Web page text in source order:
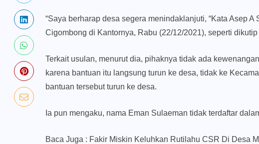
“Saya berharap desa segera menindaklanjuti, “Kata Asep
Cigombong di Kantornya, Rabu (22/12/2021), seperti
Terkait usulan, menurut dia, pihaknya tidak ada
karena bantuan itu langsung turun ke desa, tidak ke
bantuan tersebut turun ke desa.
Ia pun mengaku, nama Eman Sulaeman tidak terdaftar
Baca Juga : Fakir Miskin Keluhkan Rutilahu CSR Di Desa